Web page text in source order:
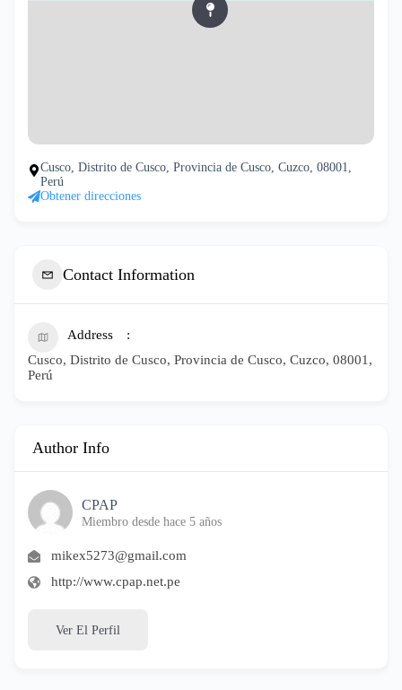
Cusco, Distrito de Cusco, Provincia de Cusco, Cuzco, 08001,
Perú
Obtener direcciones
Contact Information
Address
Cusco, Distrito de Cusco, Provincia de Cusco, Cuzco, 08001,
Perú
Author Info
CPAP
Miembro desde hace 5 años
mikex5273@gmail.com
http://www.cpap.net.pe
Ver El Perfil